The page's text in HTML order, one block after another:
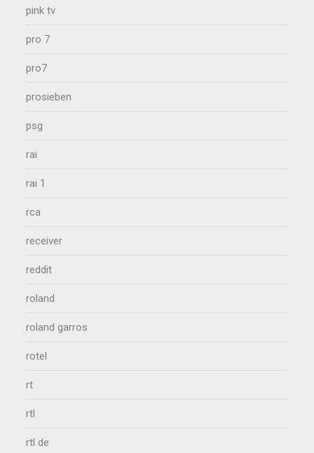
pink tv
pro 7
pro7
prosieben
psg
rai
rai 1
rca
receiver
reddit
roland
roland garros
rotel
rt
rtl
rtl de